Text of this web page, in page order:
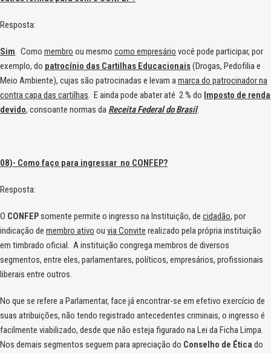
Resposta:
Sim. Como membro ou mesmo como empresário você pode participar, por
exemplo, do patrocínio das Cartilhas Educacionais(Drogas, Pedofilia e
Meio Ambiente), cujas são patrocinadas e levam amarca do patrocinador na
contra capa das cartilhas. E ainda pode abater até 2 % do Imposto de renda
devido, consoante normas da Receita Federal do Brasil.
08)- Como faço para ingressar no CONFEP?
Resposta:
O CONFEPsomente permite o ingresso na Instituição, de cidadão, por
indicação de membro ativo ou via Convite realizado pela própria instituição
em timbrado oficial. A instituição congrega membros de diversos
segmentos, entre eles, parlamentares, políticos, empresários, profissionais
liberais entre outros.
No que se refere a Parlamentar, face já encontrar-se em efetivo exercício de
suas atribuições, não tendo registrado antecedentes criminais, o ingresso é
facilmente viabilizado, desde que não esteja figurado na Lei da Ficha Limpa.
Nos demais segmentos seguem para apreciação do Conselho de Ética do